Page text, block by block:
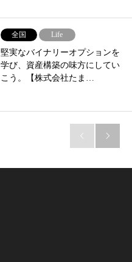
全国 Life
堅実なバイナリーオプションを
学び、資産構築の味方にしてい
こう。【株式会社たま…
 